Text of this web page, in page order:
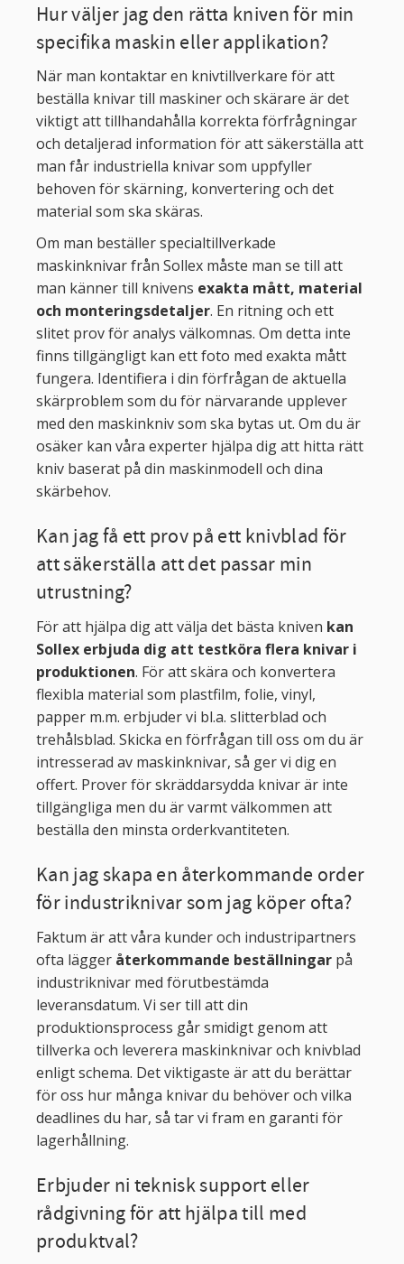
Hur väljer jag den rätta kniven för min
specifika maskin eller applikation?
När man kontaktar en knivtillverkare för att
beställa knivar till maskiner och skärare är det
viktigt att tillhandahålla korrekta förfrågningar
och detaljerad information för att säkerställa att
man får industriella knivar som uppfyller
behoven för skärning, konvertering och det
material som ska skäras.
Om man beställer specialtillverkade
maskinknivar från Sollex måste man se till att
man känner till knivens exakta mått, material
och monteringsdetaljer. En ritning och ett
slitet prov för analys välkomnas. Om detta inte
finns tillgängligt kan ett foto med exakta mått
fungera. Identifiera i din förfrågan de aktuella
skärproblem som du för närvarande upplever
med den maskinkniv som ska bytas ut. Om du är
osäker kan våra experter hjälpa dig att hitta rätt
kniv baserat på din maskinmodell och dina
skärbehov.
Kan jag få ett prov på ett knivblad för
att säkerställa att det passar min
utrustning?
För att hjälpa dig att välja det bästa kniven kan
Sollex erbjuda dig att testköra flera knivar i
produktionen. För att skära och konvertera
flexibla material som plastfilm, folie, vinyl,
papper m.m. erbjuder vi bl.a. slitterblad och
trehålsblad. Skicka en förfrågan till oss om du är
intresserad av maskinknivar, så ger vi dig en
offert. Prover för skräddarsydda knivar är inte
tillgängliga men du är varmt välkommen att
beställa den minsta orderkvantiteten.
Kan jag skapa en återkommande order
för industriknivar som jag köper ofta?
Faktum är att våra kunder och industripartners
ofta lägger återkommande beställningar på
industriknivar med förutbestämda
leveransdatum. Vi ser till att din
produktionsprocess går smidigt genom att
tillverka och leverera maskinknivar och knivblad
enligt schema. Det viktigaste är att du berättar
för oss hur många knivar du behöver och vilka
deadlines du har, så tar vi fram en garanti för
lagerhållning.
Erbjuder ni teknisk support eller
rådgivning för att hjälpa till med
produktval?